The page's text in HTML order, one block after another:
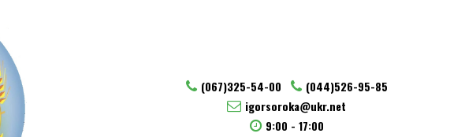
(067)325-54-00
(044)526-95-85
igorsoroka@ukr.net
9:00 - 17:00